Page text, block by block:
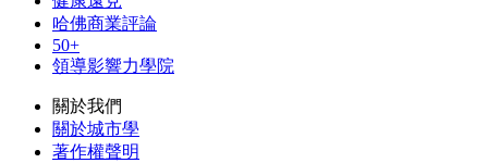
哈佛商業評論
50+
領導影響力學院
關於我們
關於城市學
著作權聲明